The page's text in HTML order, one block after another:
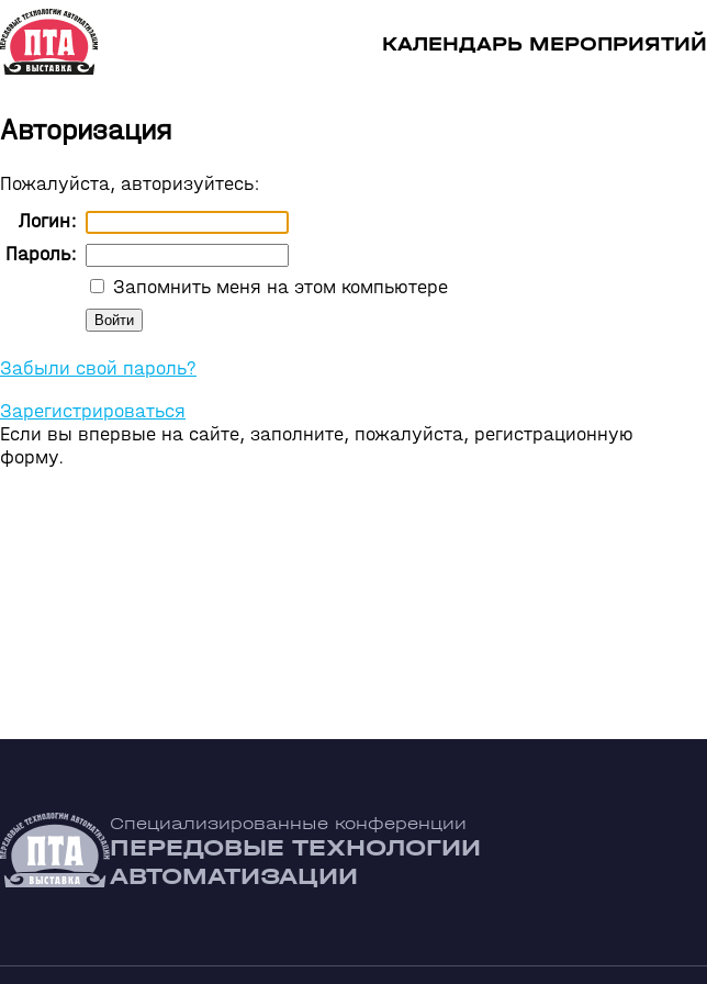
КАЛЕНДАРЬ МЕРОПРИЯТИЙ
Авторизация
Пожалуйста, авторизуйтесь:
Логин:
Пароль:
Запомнить меня на этом компьютере
Забыли свой пароль?
Зарегистрироваться
Если вы впервые на сайте, заполните, пожалуйста, регистрационную
форму.
Специализированные конференции
ПЕРЕДОВЫЕ ТЕХНОЛОГИИ
АВТОМАТИЗАЦИИ